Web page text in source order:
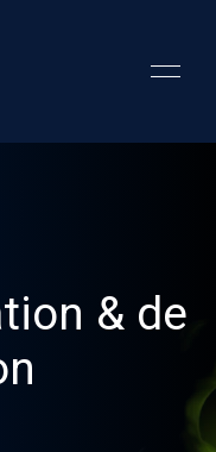
& de